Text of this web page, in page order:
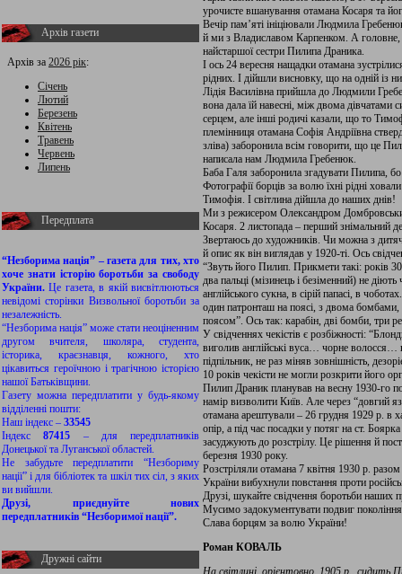
Архів газети
Архів за 2026 рік:
Січень
Лютий
Березень
Квітень
Травень
Червень
Липень
Передплата
“Незборима нація” – газета для тих, хто
хоче знати історію боротьби за свободу
України.Це газета, в якій висвітлюються
невідомі сторінки Визвольної боротьби за
незалежність.
“Незборима нація” може стати неоціненним
другом вчителя, школяра, студента,
історика, краєзнавця, кожного, хто
цікавиться героїчною і трагічною історією
нашої Батьківщини.
Газету можна передплатити у будь-якому
відділенні пошти:
Наш індекс – 33545
Індекс87415 – для передплатників
Донецької та Луганської областей.
Не забудьте передплатити “Незбориму
нації” і для бібліотек та шкіл тих сіл, з яких
ви вийшли.
Друзі, приєднуйте нових
передплатників “Незборимої нації”.
Дружні сайти
урочисте вшанування отамана Косаря та
Вечір пам’яті ініціювали Людмила
й ми з Владиславом Карпенком. А
найстаршої сестри Пилипа Драника.
І ось 24 вересня нащадки отамана
рідних. І дійшли висновку, що на одній із
Лідія Василівна прийшла до Людмили
вона дала їй навесні, між двома дівчатами
серцем, але інші родичі казали, що то
племінниця отамана Софія Андріївна
зліва) заборонила всім говорити, що це
написала нам Людмила Гребенюк.
Баба Галя заборонила згадувати Пилипа,
Фотографії борців за волю їхні рідні
Тимофія. І світлина дійшла до наших днів!
Ми з режисером Олександром
Косаря. 2 листопада – перший знімальний
Звертаюсь до художників. Чи можна з
й опис як він виглядав у 1920-ті. Ось
“Звуть його Пилип. Прикмети такі: років
два пальці (мізинець і безіменний) не
англійського сукна, в сірій папасі, в
один патронташ на поясі, з двома
поясом”. Ось так: карабін, дві бомби, три
У свідченнях чекістів є розбіжності:
виголив англійські вуса… чорне
підпільник, не раз міняв зовнішність,
10 років чекісти не могли розкрити його
Пилип Драник планував на весну 1930-го
намір визволити Київ. Але через “довгий
отамана арештували – 26 грудня 1929 р. в
опір, а під час посадки у потяг на ст.
засуджують до розстрілу. Це рішення й
березня 1930 року.
Розстріляли отамана 7 квітня 1930 р.
України вибухнули повстання проти
Друзі, шукайте свідчення боротьби наших
Мусимо задокументувати подвиг
Слава борцям за волю України!
Роман КОВАЛЬ
На світлині, орієнтовно, 1905 р., сидить